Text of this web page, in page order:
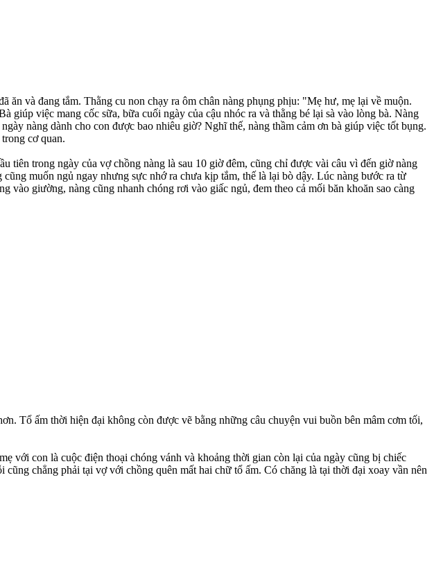
và đang tắm. Thằng cu non chạy ra ôm chân nàng phụng phịu: "Mẹ hư, mẹ lại về muộn.
việc mang cốc sữa, bữa cuối ngày của cậu nhóc ra và thằng bé lại sà vào lòng bà. Nàng
nàng dành cho con được bao nhiêu giờ? Nghĩ thế, nàng thầm cảm ơn bà giúp việc tốt bụng.
cơ quan.
trong ngày của vợ chồng nàng là sau 10 giờ đêm, cũng chỉ được vài câu vì đến giờ nàng
muốn ngủ ngay nhưng sực nhớ ra chưa kịp tắm, thế là lại bò dậy. Lúc nàng bước ra từ
vào giường, nàng cũng nhanh chóng rơi vào giấc ngủ, đem theo cả mối băn khoăn sao càng
Tổ ấm thời hiện đại không còn được vẽ bằng những câu chuyện vui buồn bên mâm cơm tối,
với con là cuộc điện thoại chóng vánh và khoảng thời gian còn lại của ngày cũng bị chiếc
chẳng phải tại vợ với chồng quên mất hai chữ tổ ấm. Có chăng là tại thời đại xoay vần nên